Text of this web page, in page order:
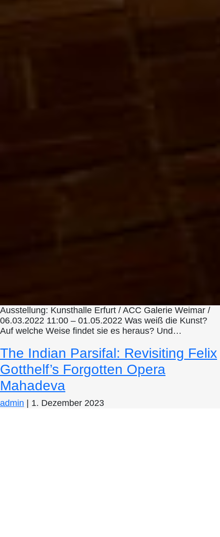
Ausstellung: Kunsthalle Erfurt / ACC Galerie Weimar /
06.03.2022 11:00 – 01.05.2022 Was weiß die Kunst?
Auf welche Weise findet sie es heraus? Und…
The Indian Parsifal: Revisiting Felix
Gotthelf’s Forgotten Opera
Mahadeva
admin 1. Dezember 2023